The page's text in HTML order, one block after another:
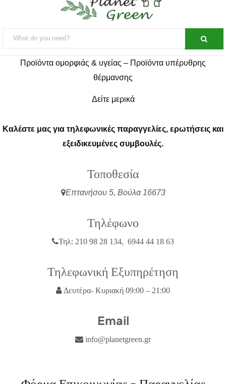
Προϊόντα ομορφιάς & υγείας – Προϊόντα υπέρυθρης
θέρμανσης
Δείτε μερικά
Καλέστε μας για τηλεφωνικές παραγγελίες, ερωτήσεις και
εξειδικευμένες συμβουλές.
Τοποθεσία
Επτανήσου 5, Βούλα 16673
Τηλέφωνο
Τηλ: 210 98 28 134, 6944 44 18 63
Τηλεφωνική Εξυπηρέτηση
Δευτέρα- Κυριακή 09:00 – 21:00
Email
info@planetgreen.gr